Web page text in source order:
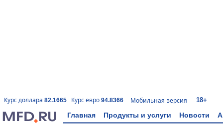
Курс доллара 82.1665 Курс евро 94.8366 Мобильная версия 18+
Главная Продукты и услуги Новости